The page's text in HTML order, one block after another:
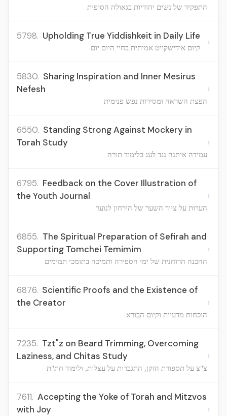
התפקיד של נשים יהודיות בגאולה הסופית
5798. Upholding True Yiddishkeit in Daily Life
קיום אידישקייט אמיתית בחיי היום יום ›
5830. Sharing Inspiration and Inner Mesirus
Nefesh
הפצת השראה ומסירות נפש פנימית
›
6550. Standing Strong Against Mockery in
Torah Study
עמידה איתנה נגד לעג בלימוד תורה
›
6795. Feedback on the Cover Illustration of
the Youth Journal
הערות על ציור השער של הירחון לנוער
›
6855. The Spiritual Preparation of Sefirah and
Supporting Tomchei Temimim
ההכנה הרוחנית של ימי הספירה ותמיכה בתומכי תמימים
›
6876. Scientific Proofs and the Existence of
the Creator
הוכחות מדעיות וקיום הבורא
›
7235. Tzt"z on Beard Trimming, Overcoming
Laziness, and Chitas Study
צ"צ על תספורת הזקן, התגברות על עצלות, ולימוד חת"ת
›
7611. Accepting the Yoke of Torah and Mitzvos
with Joy
›